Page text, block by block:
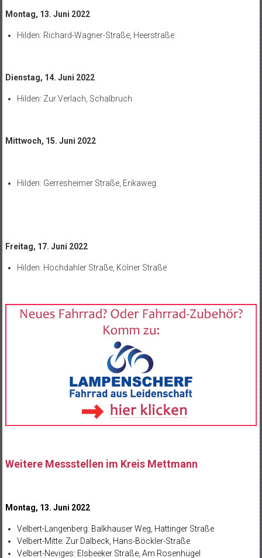
Montag, 13. Juni 2022
Hilden: Richard-Wagner-Straße, Heerstraße
Dienstag, 14. Juni 2022
Hilden: Zur Verlach, Schalbruch
Mittwoch, 15. Juni 2022
Hilden: Gerresheimer Straße, Erikaweg
Freitag, 17. Juni 2022
Hilden: Hochdahler Straße, Kölner Straße
Weitere Messstellen im Kreis Mettmann
Montag, 13. Juni 2022
Velbert-Langenberg: Balkhauser Weg, Hattinger Straße
Velbert-Mitte: Zur Dalbeck, Hans-Böckler-Straße
Velbert-Neviges: Elsbeeker Straße, Am Rosenhügel